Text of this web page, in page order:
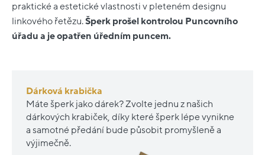
praktické a estetické vlastnosti v pleteném designu
linkového řetězu.Šperk prošel kontrolou Puncovního
úřadu a je opatřen úředním puncem.
Dárková krabička
Máte šperk jako dárek? Zvolte jednu z našich
dárkových krabiček, díky které šperk lépe vynikne
a samotné předání bude působit promyšleně a
výjimečně.